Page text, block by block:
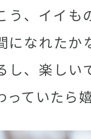
う、イイも
になれたか
し、楽しい
っていたら